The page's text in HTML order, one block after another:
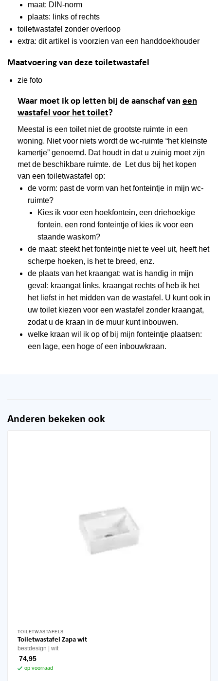
maat: DIN-norm
plaats: links of rechts
toiletwastafel zonder overloop
extra: dit artikel is voorzien van een handdoekhouder
Maatvoering van deze toiletwastafel
zie foto
Waar moet ik op letten bij de aanschaf van een
wastafel voor het toilet?
Meestal is een toilet niet de grootste ruimte in een
woning. Niet voor niets wordt de wc-ruimte “het kleinste
kamertje” genoemd. Dat houdt in dat u zuinig moet zijn
met de beschikbare ruimte. de Let dus bij het kopen
van een toiletwastafel op:
de vorm: past de vorm van het fonteintje in mijn wc-
ruimte?
Kies ik voor een hoekfontein, een driehoekige
fontein, een rond fonteintje of kies ik voor een
staande waskom?
de maat: steekt het fonteintje niet te veel uit, heeft het
scherpe hoeken, is het te breed, enz.
de plaats van het kraangat: wat is handig in mijn
geval: kraangat links, kraangat rechts of heb ik het
het liefst in het midden van de wastafel. U kunt ook in
uw toilet kiezen voor een wastafel zonder kraangat,
zodat u de kraan in de muur kunt inbouwen.
welke kraan wil ik op of bij mijn fonteintje plaatsen:
een lage, een hoge of een inbouwkraan.
Anderen bekeken ook
TOILETWASTAFELS
Toiletwastafel Zapa wit
bestdesign wit
74,95
op voorraad